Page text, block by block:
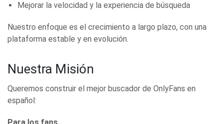
Mejorar la velocidad y la experiencia de búsqueda
Nuestro enfoque es el crecimiento a largo plazo, con una
plataforma estable y en evolución.
Nuestra Misión
Queremos construir el mejor buscador de OnlyFans en
español: